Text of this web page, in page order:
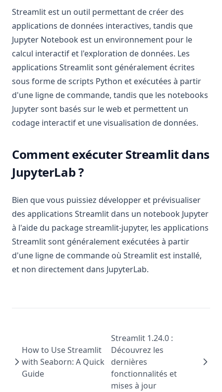
Streamlit est un outil permettant de créer des
applications de données interactives, tandis que
Jupyter Notebook est un environnement pour le
calcul interactif et l'exploration de données. Les
applications Streamlit sont généralement écrites
sous forme de scripts Python et exécutées à partir
d'une ligne de commande, tandis que les notebooks
Jupyter sont basés sur le web et permettent un
codage interactif et une visualisation de données.
Comment exécuter Streamlit dans
JupyterLab ?
Bien que vous puissiez développer et prévisualiser
des applications Streamlit dans un notebook Jupyter
à l'aide du package streamlit-jupyter, les applications
Streamlit sont généralement exécutées à partir
d'une ligne de commande où Streamlit est installé,
et non directement dans JupyterLab.
How to Use Streamlit
with Seaborn: A Quick
Guide
Streamlit 1.24.0 :
Découvrez les
dernières
fonctionnalités et
mises à jour